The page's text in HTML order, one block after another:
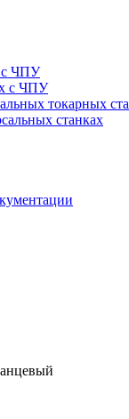
с ЧПУ
с ЧПУ
токарных
станках